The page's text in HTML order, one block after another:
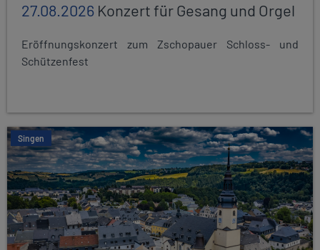
27.08.2026 Konzert für Gesang und Orgel
Eröffnungskonzert zum Zschopauer Schloss- und
Schützenfest
Singen